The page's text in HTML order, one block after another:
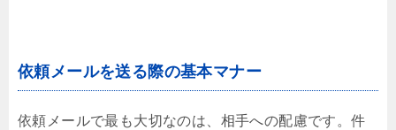
依頼メールを送る際の基本マナー
依頼メールで最も大切なのは、相手への配慮です。件